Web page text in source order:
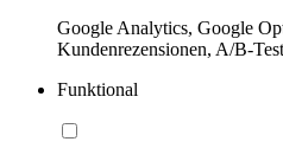
Google Analytics, Google
Kundenrezensionen, A/B-
Funktional